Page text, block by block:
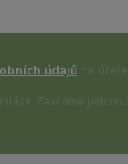
údajů za
Zasíláme jednou